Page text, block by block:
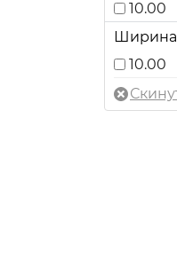
10.00
Ширина
10.00